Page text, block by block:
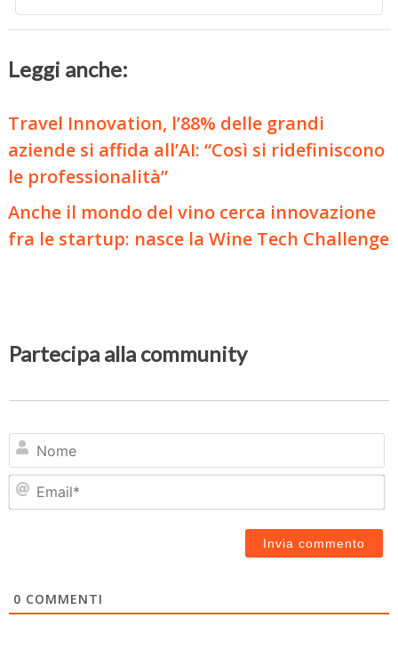
Leggi anche:
Travel Innovation, l’88% delle grandi
aziende si affida all’AI: “Così si ridefiniscono
le professionalità”
Anche il mondo del vino cerca innovazione
fra le startup: nasce la Wine Tech Challenge
Partecipa alla community
0 COMMENTI